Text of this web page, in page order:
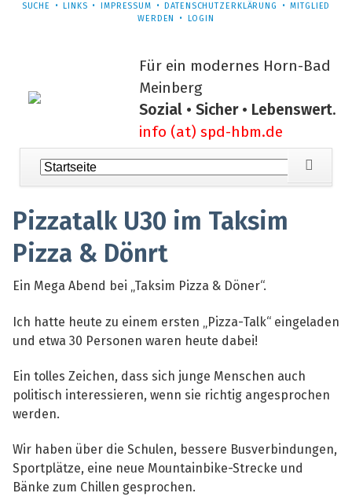
NAVIGATION
SUCHE LINKS IMPRESSUM DATENSCHUTZERKLÄRUNG
MITGLIED
WERDEN
LOGIN
Für ein modernes Horn-Bad
Meinberg
Sozial • Sicher • Lebenswert.
info (at) spd-hbm.de
Navigation
überspringen
Pizzatalk U30 im Taksim
Pizza & Dönrt
Ein Mega Abend bei „Taksim Pizza & Döner“.
Ich hatte heute zu einem ersten „Pizza-Talk“ eingeladen
und etwa 30 Personen waren heute dabei!
Ein tolles Zeichen, dass sich junge Menschen auch
politisch interessieren, wenn sie richtig angesprochen
werden.
Wir haben über die Schulen, bessere Busverbindungen,
Sportplätze, eine neue Mountainbike-Strecke und
Bänke zum Chillen gesprochen.